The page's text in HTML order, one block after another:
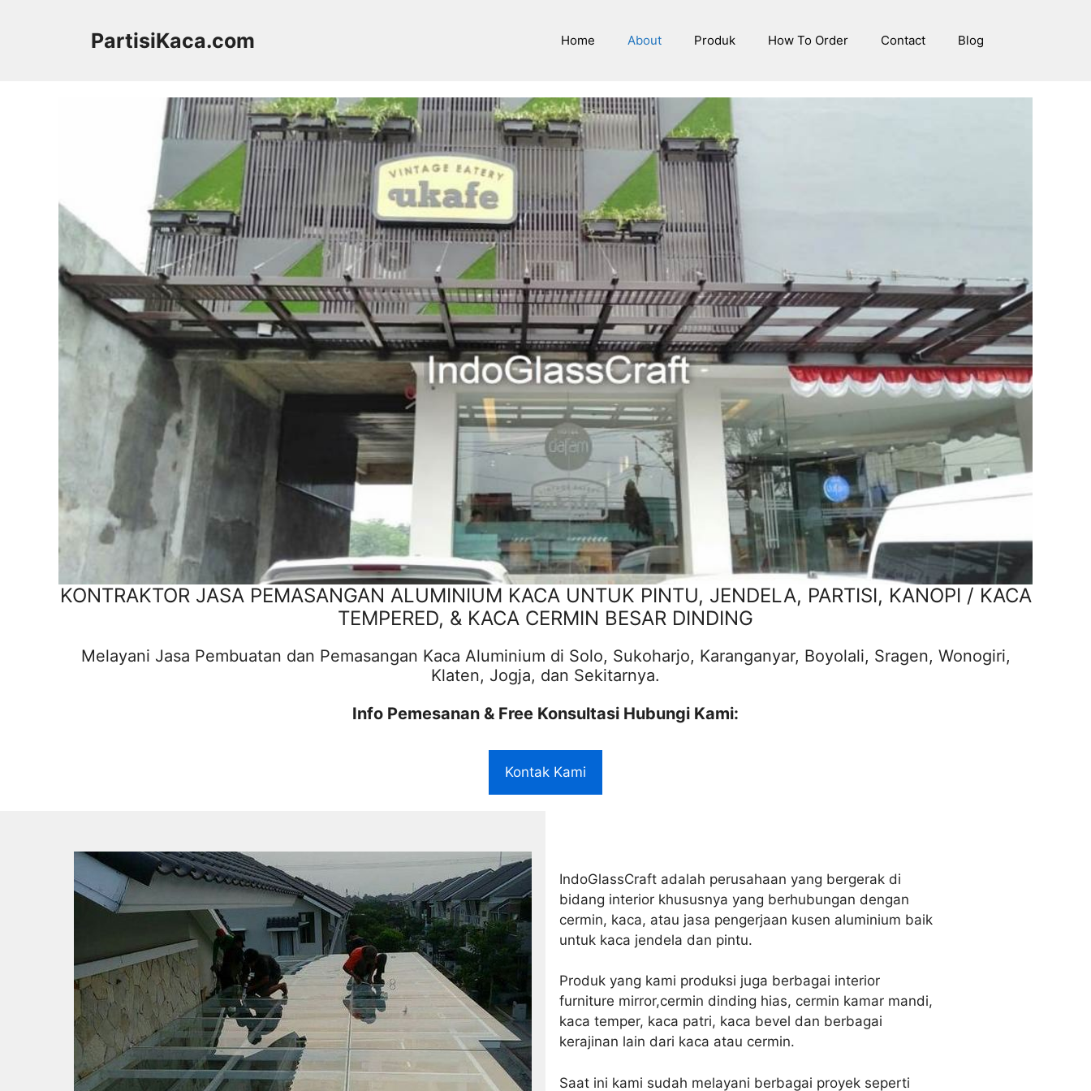
PartisiKaca.com Home About Produk How To Order Contact Blog
KONTRAKTOR JASA PEMASANGAN ALUMINIUM KACA UNTUK PINTU, JENDELA, PARTISI, KANOPI / KACA
TEMPERED, & KACA CERMIN BESAR DINDING
Melayani Jasa Pembuatan dan Pemasangan Kaca Aluminium di Solo, Sukoharjo, Karanganyar, Boyolali, Sragen, Wonogiri,
Klaten, Jogja, dan Sekitarnya.
Info Pemesanan & Free Konsultasi Hubungi Kami:
Kontak Kami
IndoGlassCraft adalah perusahaan yang bergerak di
bidang interior khususnya yang berhubungan dengan
cermin, kaca, atau jasa pengerjaan kusen aluminium baik
untuk kaca jendela dan pintu.
Produk yang kami produksi juga berbagai interior
furniture mirror,cermin dinding hias, cermin kamar mandi,
kaca temper, kaca patri, kaca bevel dan berbagai
kerajinan lain dari kaca atau cermin.
Saat ini kami sudah melayani berbagai proyek seperti